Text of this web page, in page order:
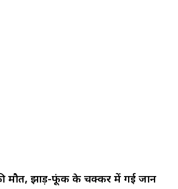
मौत, झाड़-फूंक के चक्कर में गई जान